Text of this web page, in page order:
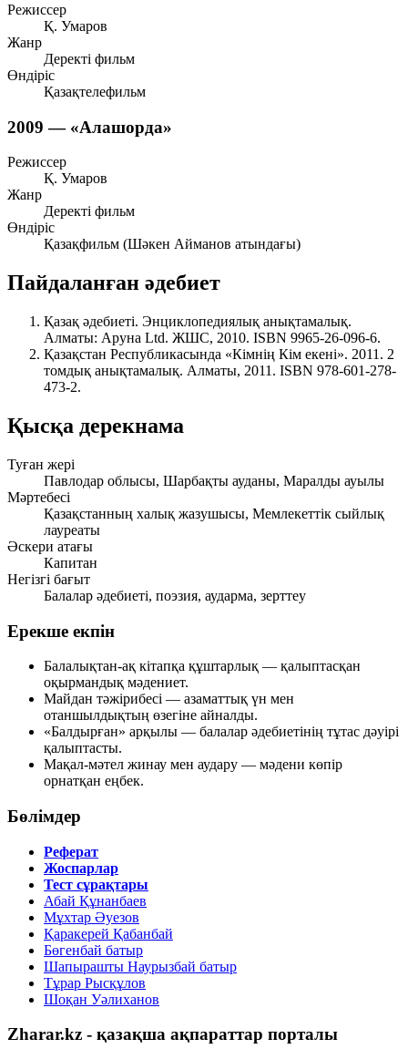
Режиссер
Қ. Умаров
Жанр
Деректі фильм
Өндіріс
Қазақтелефильм
2009 — «Алашорда»
Режиссер
Қ. Умаров
Жанр
Деректі фильм
Өндіріс
Қазақфильм (Шәкен Айманов атындағы)
Пайдаланған әдебиет
Қазақ әдебиеті. Энциклопедиялық анықтамалық.
Алматы: Аруна Ltd. ЖШС, 2010. ISBN 9965-26-096-6.
Қазақстан Республикасында «Кімнің Кім екені». 2011. 2
томдық анықтамалық. Алматы, 2011. ISBN 978-601-278-
473-2.
Қысқа дерекнама
Туған жері
Павлодар облысы, Шарбақты ауданы, Маралды ауылы
Мәртебесі
Қазақстанның халық жазушысы, Мемлекеттік сыйлық
лауреаты
Әскери атағы
Капитан
Негізгі бағыт
Балалар әдебиеті, поэзия, аударма, зерттеу
Ерекше екпін
Балалықтан-ақ кітапқа құштарлық — қалыптасқан
оқырмандық мәдениет.
Майдан тәжірибесі — азаматтық үн мен
отаншылдықтың өзегіне айналды.
«Балдырған» арқылы — балалар әдебиетінің тұтас дәуірі
қалыптасты.
Мақал-мәтел жинау мен аудару — мәдени көпір
орнатқан еңбек.
Бөлімдер
Реферат
Жоспарлар
Тест сұрақтары
Абай Құнанбаев
Мұхтар Әуезов
Қаракерей Қабанбай
Бөгенбай батыр
Шапырашты Наурызбай батыр
Тұрар Рысқұлов
Шоқан Уәлиханов
Zharar.kz - қазақша ақпараттар порталы